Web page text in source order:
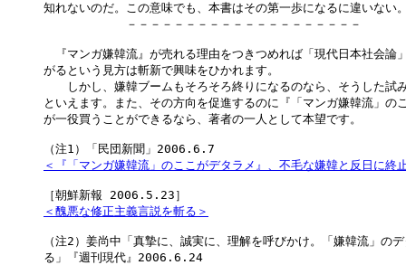
知れないのだ。この意味でも、本書はその第一歩になるに違いない
－－－－－－－－－－－－－－－－－－－－
『マンガ嫌韓流』が売れる理由をつきつめれば「現代日本社会論
がるという見方は斬新で興味をひかれます。
しかし、嫌韓ブームもそろそろ終りになるのなら、そうした試
といえます。また、その方向を促進するのに『「マンガ嫌韓流」の
が一役買うことができるなら、著者の一人として本望です。
＜『「マンガ嫌韓流」のここがデタラメ』、不毛な嫌韓と反日に終
＜醜悪な修正主義言説を斬る＞
（注2）姜尚中「真摯に、誠実に、理解を呼びかけ。「嫌韓流」の
る」『週刊現代』2006.6.24